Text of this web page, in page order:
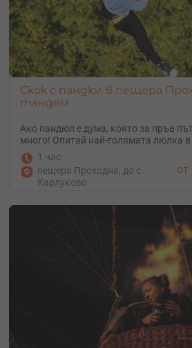
Скок с пандюл в пещера
тандем
Ако пандюл е дума, която за пръв
много! Опитай най-голямата люлка
1 час
пещера Проходна, до с.
Карлуково
от